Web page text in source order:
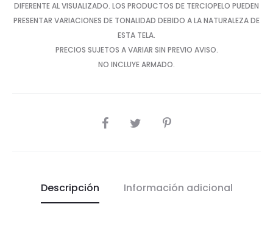
DIFERENTE AL VISUALIZADO. LOS PRODUCTOS DE TERCIOPELO PUEDEN
PRESENTAR VARIACIONES DE TONALIDAD DEBIDO A LA NATURALEZA DE
ESTA TELA.
PRECIOS SUJETOS A VARIAR SIN PREVIO AVISO.
NO INCLUYE ARMADO.
SHARE
Descripción Información adicional